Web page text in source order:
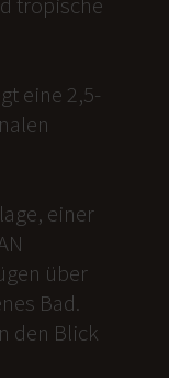
eine 2,5-
einer
über
Bad.
den Blick